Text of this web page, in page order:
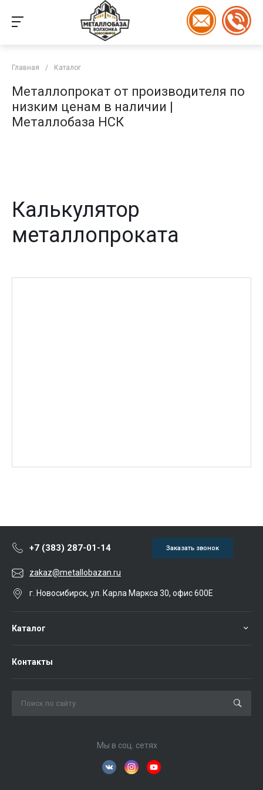
Главная / Каталог
Металлопрокат от производителя по
низким ценам в наличии |
Металлобаза НСК
Калькулятор
металлопроката
+7 (383) 287-01-14 Заказать звонок
zakaz@metallobazan.ru
г. Новосибирск, ул. Карла Маркса 30, офис 600Е
Каталог
Контакты
Мы в соц. сетях